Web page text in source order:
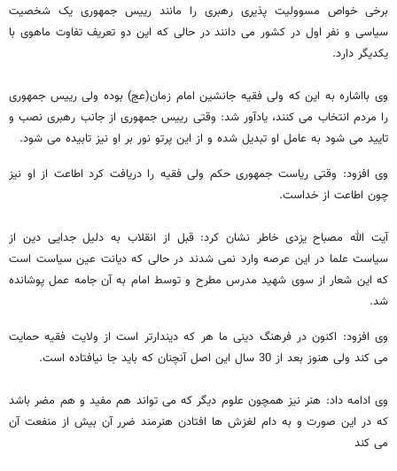
برخی خواص مسوولیت پذیری رهبری را مانند رییس جمهوری یک شخصیت
سیاسی و نفر اول در کشور می دانند در حالی که این دو تعریف تفاوت ماهوی با
یکدیگر دارد.
وی بااشاره به این که ولی فقیه جانشین امام زمان(عج) بوده ولی رییس جمهوری
را مردم انتخاب می کنند، یادآور شد: وقتی رییس جمهوری از جانب رهبری نصب و
تایید می شود به عامل او تبدیل شده و از این پرتو نور بر او نیز تابیده می شود.
وی افزود: وقتی ریاست جمهوری حکم ولی فقیه را دریافت کرد اطاعت از او نیز
چون اطاعت از خداست.
آیت الله مصباح یزدی خاطر نشان کرد: قبل از انقلاب به دلیل جدایی دین از
سیاست علما در این عرصه وارد نمی شدند در حالی که دیانت عین سیاست است
که این شعار از سوی شهید مدرس مطرح و توسط امام به آن جامه عمل پوشانده
شد.
وی افزود: اکنون در فرهنگ دینی ما هر که دیندارتر است از ولایت فقیه حمایت
می کند ولی هنوز بعد از 30 سال این اصل آنچنان که باید جا نیافتاده است.
وی ادامه داد: هنر نیز همچون علوم دیگر که می تواند هم مفید و هم مضر باشد
که در این صورت و به دام لغزش ها افتادن هنرمند ضرر آن بیش از منفعت آن
می کند